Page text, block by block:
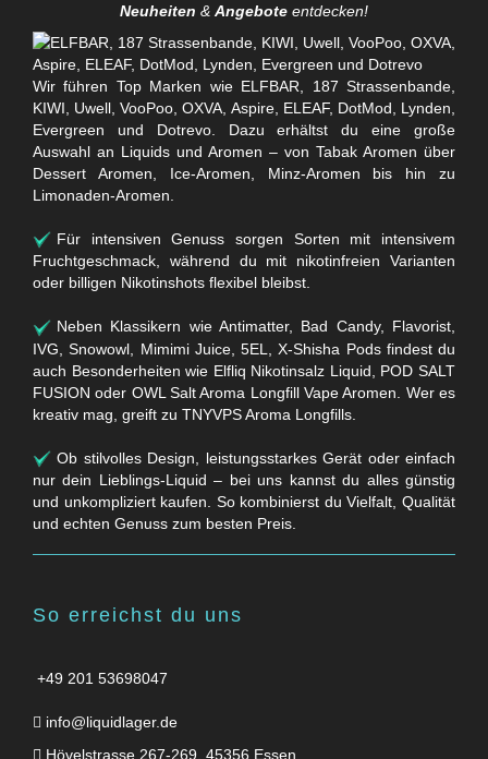
Neuheiten & Angebote entdecken!
Wir führen Top Marken wie ELFBAR, 187 Strassenbande,
KIWI, Uwell, VooPoo, OXVA, Aspire, ELEAF, DotMod, Lynden,
Evergreen und Dotrevo. Dazu erhältst du eine große
Auswahl an Liquids und Aromen – von Tabak Aromen über
Dessert Aromen, Ice-Aromen, Minz-Aromen bis hin zu
Limonaden-Aromen.
Für intensiven Genuss sorgen Sorten mit intensivem
Fruchtgeschmack, während du mit nikotinfreien Varianten
oder billigen Nikotinshots flexibel bleibst.
Neben Klassikern wie Antimatter, Bad Candy, Flavorist,
IVG, Snowowl, Mimimi Juice, 5EL, X-Shisha Pods findest du
auch Besonderheiten wie Elfliq Nikotinsalz Liquid, POD SALT
FUSION oder OWL Salt Aroma Longfill Vape Aromen. Wer es
kreativ mag, greift zu TNYVPS Aroma Longfills.
Ob stilvolles Design, leistungsstarkes Gerät oder einfach
nur dein Lieblings-Liquid – bei uns kannst du alles günstig
und unkompliziert kaufen. So kombinierst du Vielfalt, Qualität
und echten Genuss zum besten Preis.
So erreichst du uns
+49 201 53698047
info@liquidlager.de
Hövelstrasse 267-269, 45356 Essen